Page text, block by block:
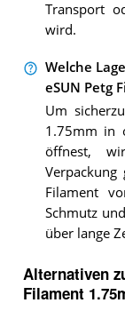
Transport
wird.
Welche
eSUN Petg
Um
1.75mm in
öffnest,
Filament
Schmutz
über lange
Alternativen
Filament